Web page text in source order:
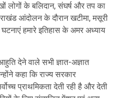
लोगों के बलिदान, संघर्ष और तप का
आंदोलन के दौरान खटीमा, मसूरी
घटनाएं हमारे इतिहास के अमर अध्याय
देने वाले सभी ज्ञात-अज्ञात
कहा कि राज्य सरकार
प्राथमिकता देती रही है और देती